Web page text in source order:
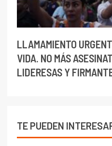
LLAMAMIENTO
VIDA. NO MÁS
LIDERESAS Y
TE PUEDEN